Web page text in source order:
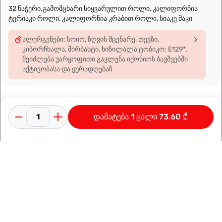
32 ნაჭერი.გამომცხარი სიყვარულით როლი, კალიფორნია
ტერიაკი როლი, კალიფორნია კრაბით როლი, სიაკე მაკი
ალერგენები: სოიო, ზღვის მცენარე, თევზი,
კიბორჩხალა, შირბახტი, ხიზილალა ტობიკო: E129*.
შეიძლება უარყოფითი გავლენა იქონიოს ბავშვებში
აქტივობასა და ყურადღებაზ
დამატება 1 ცალი 73.60 ₾